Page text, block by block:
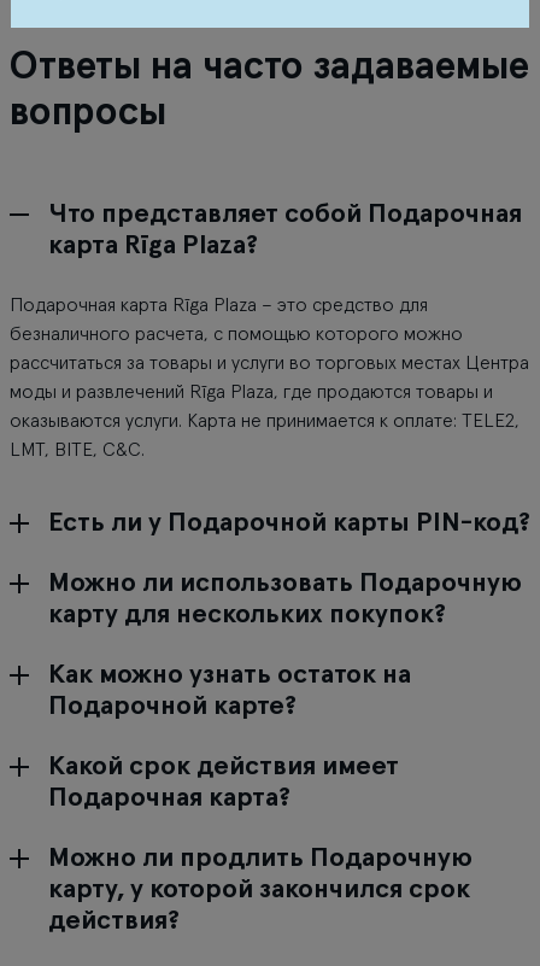
Ответы на часто задаваемые
вопросы
Что представляет собой Подарочная
карта Rīga Plaza?
Подарочная карта Rīga Plaza – это средство для
безналичного расчета, с помощью которого можно
рассчитаться за товары и услуги во торговых местах Центра
моды и развлечений Rīga Plaza, где продаются товары и
оказываются услуги. Карта не принимается к оплате: TELE2,
LMT, BITE, C&C.
Есть ли у Подарочной карты PIN-код?
Можно ли использовать Подарочную
карту для нескольких покупок?
Как можно узнать остаток на
Подарочной карте?
Какой срок действия имеет
Подарочная карта?
Можно ли продлить Подарочную
карту, у которой закончился срок
действия?